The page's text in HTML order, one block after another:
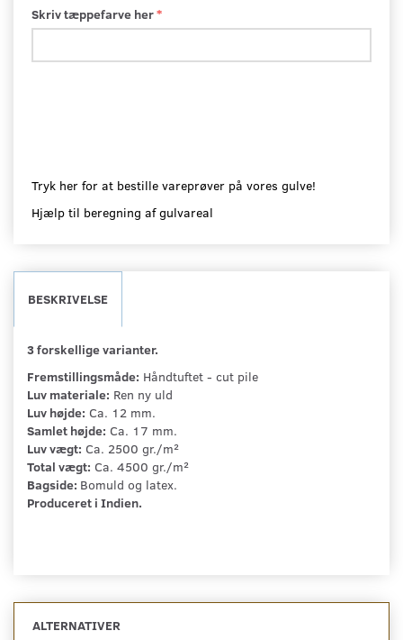
Skriv tæppefarve her
Tryk her for at bestille vareprøver på vores gulve!
Hjælp til beregning af gulvareal
BESKRIVELSE
3 forskellige varianter.
Fremstillingsmåde: Håndtuftet - cut pile
Luv materiale: Ren ny uld
Luv højde: Ca. 12 mm.
Samlet højde: Ca. 17 mm.
Luv vægt: Ca. 2500 gr./m²
Total vægt: Ca. 4500 gr./m²
Bagside: Bomuld og latex.
Produceret i Indien.
ALTERNATIVER